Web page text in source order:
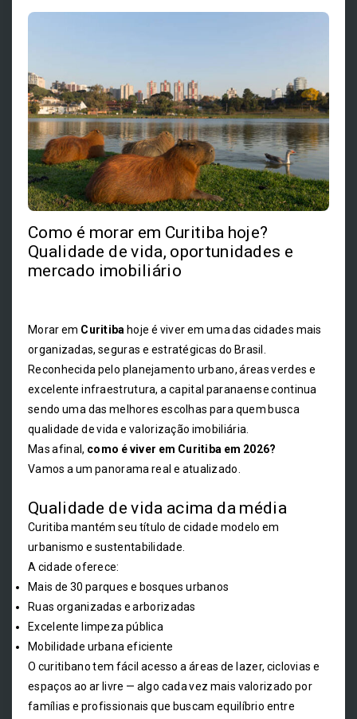
Como é morar em Curitiba hoje?
Qualidade de vida, oportunidades e
mercado imobiliário
Morar em Curitiba hoje é viver em uma das cidades mais
organizadas, seguras e estratégicas do Brasil.
Reconhecida pelo planejamento urbano, áreas verdes e
excelente infraestrutura, a capital paranaense continua
sendo uma das melhores escolhas para quem busca
qualidade de vida e valorização imobiliária.
Mas afinal, como é viver em Curitiba em 2026?
Vamos a um panorama real e atualizado.
Qualidade de vida acima da média
Curitiba mantém seu título de cidade modelo em
urbanismo e sustentabilidade.
A cidade oferece:
Mais de 30 parques e bosques urbanos
Ruas organizadas e arborizadas
Excelente limpeza pública
Mobilidade urbana eficiente
O curitibano tem fácil acesso a áreas de lazer, ciclovias e
espaços ao ar livre — algo cada vez mais valorizado por
famílias e profissionais que buscam equilíbrio entre